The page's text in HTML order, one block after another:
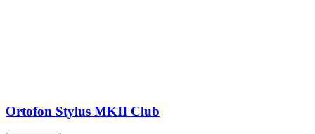
Ortofon Stylus MKII Club